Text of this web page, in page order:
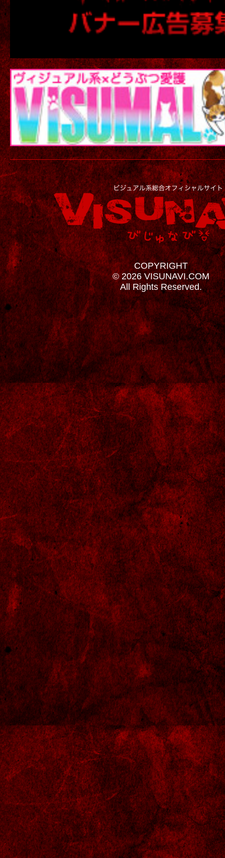
COPYRIGHT
© 2026 VISUNAVI.COM
All Rights Reserved.